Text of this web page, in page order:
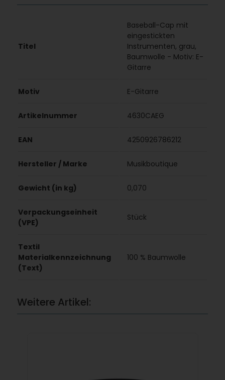
Titel
Baseball-Cap mit
eingestickten
Instrumenten, grau,
Baumwolle - Motiv: E-
Gitarre
Motiv E-Gitarre
Artikelnummer 4630CAEG
EAN 4250926786212
Hersteller / Marke Musikboutique
Gewicht (in kg) 0,070
Verpackungseinheit
(VPE)
Stück
Textil
Materialkennzeichnung
(Text)
100 % Baumwolle
Weitere Artikel: